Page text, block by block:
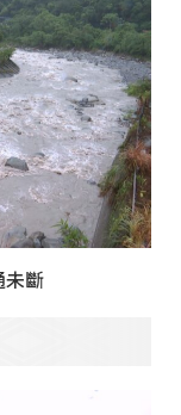
未斷